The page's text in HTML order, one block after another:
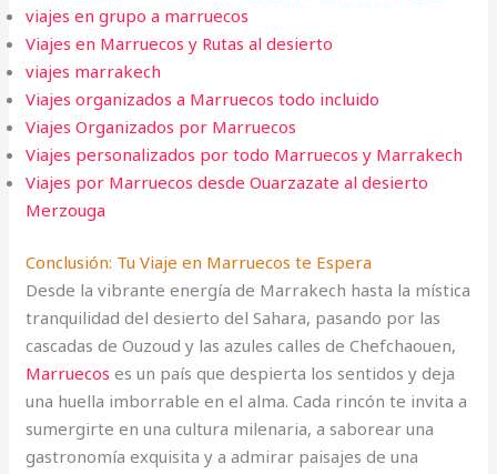
viajes en grupo a marruecos
Viajes en Marruecos y Rutas al desierto
viajes marrakech
Viajes organizados a Marruecos todo incluido
Viajes Organizados por Marruecos
Viajes personalizados por todo Marruecos y Marrakech
Viajes por Marruecos desde Ouarzazate al desierto
Merzouga
Conclusión: Tu Viaje en Marruecos te Espera
Desde la vibrante energía de Marrakech hasta la mística
tranquilidad del desierto del Sahara, pasando por las
cascadas de Ouzoud y las azules calles de Chefchaouen,
Marruecoses un país que despierta los sentidos y deja
una huella imborrable en el alma. Cada rincón te invita a
sumergirte en una cultura milenaria, a saborear una
gastronomía exquisita y a admirar paisajes de una